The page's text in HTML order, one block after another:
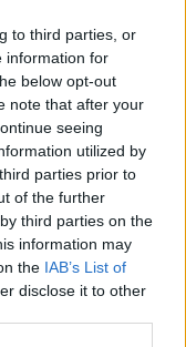
to third parties, or
information for
below opt-out
note that after your
seeing
utilized by
parties prior to
of the further
third parties on the
information may
the IAB’s List of
disclose it to other
in
circuito del
Dall’Igna sul
a
del